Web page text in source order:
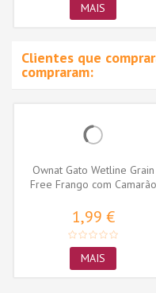
MAIS
Clientes que
compraram:
Ownat Gato Wetline Grain
Free Frango com Camarão
1,99 €
MAIS